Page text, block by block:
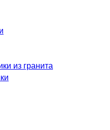
из гранита